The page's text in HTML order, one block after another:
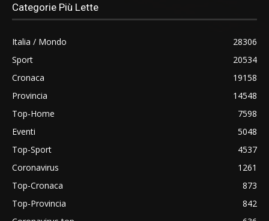
Categorie Più Lette
Italia / Mondo
28306
Sport
20534
Cronaca
19158
Provincia
14548
Top-Home
7598
Eventi
5048
Top-Sport
4537
Coronavirus
1261
Top-Cronaca
873
Top-Provincia
842